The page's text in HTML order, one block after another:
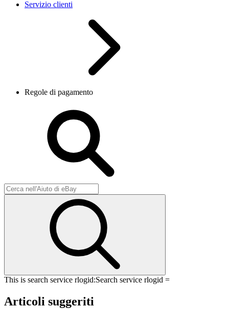
Servizio clienti
Regole di pagamento
This is search service rlogid:Search service rlogid =
Articoli suggeriti